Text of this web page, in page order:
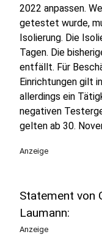
2022 anpassen.
getestet wurde,
Isolierung. Die
Tagen. Die
entfällt. Für
Einrichtungen gilt
allerdings ein
negativen
gelten ab 30.
Anzeige
Statement von
Laumann:
Anzeige